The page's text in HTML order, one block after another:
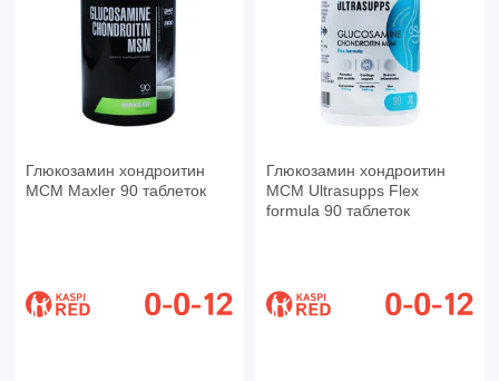
Глюкозамин хондроитин
МСМ Maxler 90 таблеток
Глюкозамин хондроитин
МСМ Ultrasupps Flex
formula 90 таблеток